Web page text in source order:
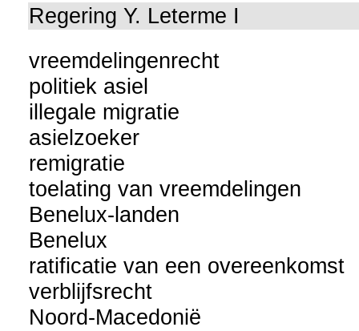
Regering Y. Leterme I
vreemdelingenrecht
politiek asiel
illegale migratie
asielzoeker
remigratie
toelating van vreemdelingen
Benelux-landen
Benelux
ratificatie van een overeenkomst
verblijfsrecht
Noord-Macedonië